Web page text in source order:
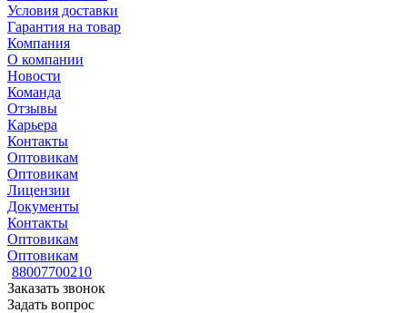
Условия доставки
Гарантия на товар
Компания
О компании
Новости
Команда
Отзывы
Карьера
Контакты
Оптовикам
Оптовикам
Лицензии
Документы
Контакты
Оптовикам
Оптовикам
88007700210
Заказать звонок
Задать вопрос